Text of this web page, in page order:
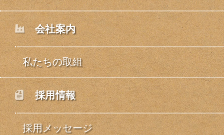
会社案内
私たちの取組
採用情報
採用メッセージ